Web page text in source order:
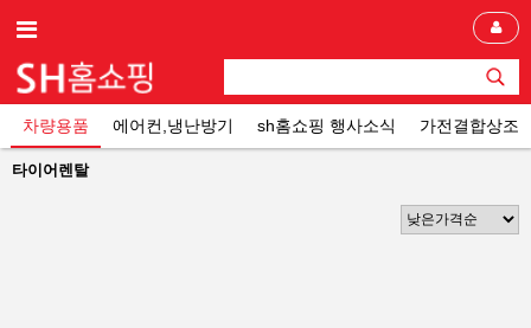
차량용품 에어컨,냉난방기 sh홈쇼핑 행사소식 가전결합상조
타이어렌탈